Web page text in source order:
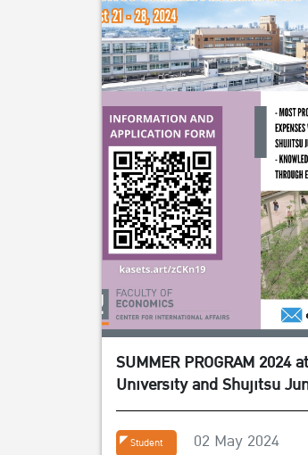
SUMMER PROGRAM 2024
University and Shujitsu
JAPAN
Student 02 May 2024